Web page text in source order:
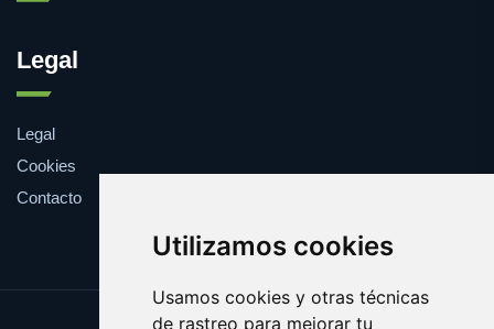
Utilizamos cookies
Usamos cookies y otras técnicas
de rastreo para mejorar tu
Legal
Legal
Cookies
Contacto